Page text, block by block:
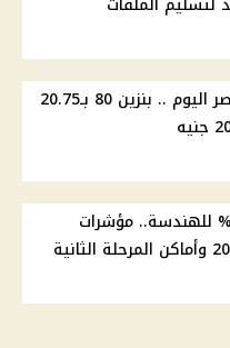
أسعار الوقود في مصر اليوم .. بنزين 80 بـ20.75
92.8% للطب و87.9% للهندسة.. مؤشرات